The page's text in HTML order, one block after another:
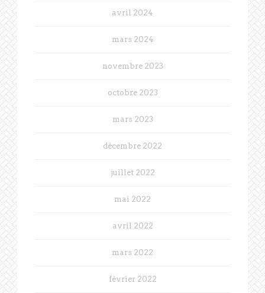
avril 2024
mars 2024
novembre 2023
octobre 2023
mars 2023
décembre 2022
juillet 2022
mai 2022
avril 2022
mars 2022
février 2022